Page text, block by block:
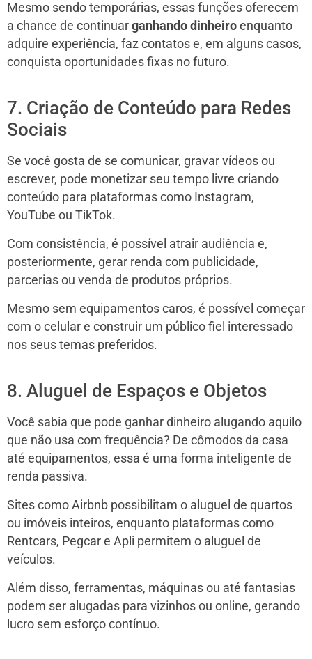
Mesmo sendo temporárias, essas funções oferecem
a chance de continuar ganhando dinheiro enquanto
adquire experiência, faz contatos e, em alguns casos,
conquista oportunidades fixas no futuro.
7. Criação de Conteúdo para Redes
Sociais
Se você gosta de se comunicar, gravar vídeos ou
escrever, pode monetizar seu tempo livre criando
conteúdo para plataformas como Instagram,
YouTube ou TikTok.
Com consistência, é possível atrair audiência e,
posteriormente, gerar renda com publicidade,
parcerias ou venda de produtos próprios.
Mesmo sem equipamentos caros, é possível começar
com o celular e construir um público fiel interessado
nos seus temas preferidos.
8. Aluguel de Espaços e Objetos
Você sabia que pode ganhar dinheiro alugando aquilo
que não usa com frequência? De cômodos da casa
até equipamentos, essa é uma forma inteligente de
renda passiva.
Sites como Airbnb possibilitam o aluguel de quartos
ou imóveis inteiros, enquanto plataformas como
Rentcars, Pegcar e Apli permitem o aluguel de
veículos.
Além disso, ferramentas, máquinas ou até fantasias
podem ser alugadas para vizinhos ou online, gerando
lucro sem esforço contínuo.